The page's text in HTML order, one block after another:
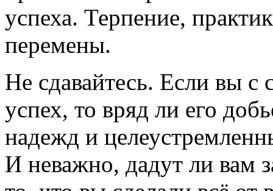
успеха. Терпение,
перемены.
Не сдавайтесь. Если вы с
успех, то вряд ли его
надежд и
И неважно, дадут ли вам